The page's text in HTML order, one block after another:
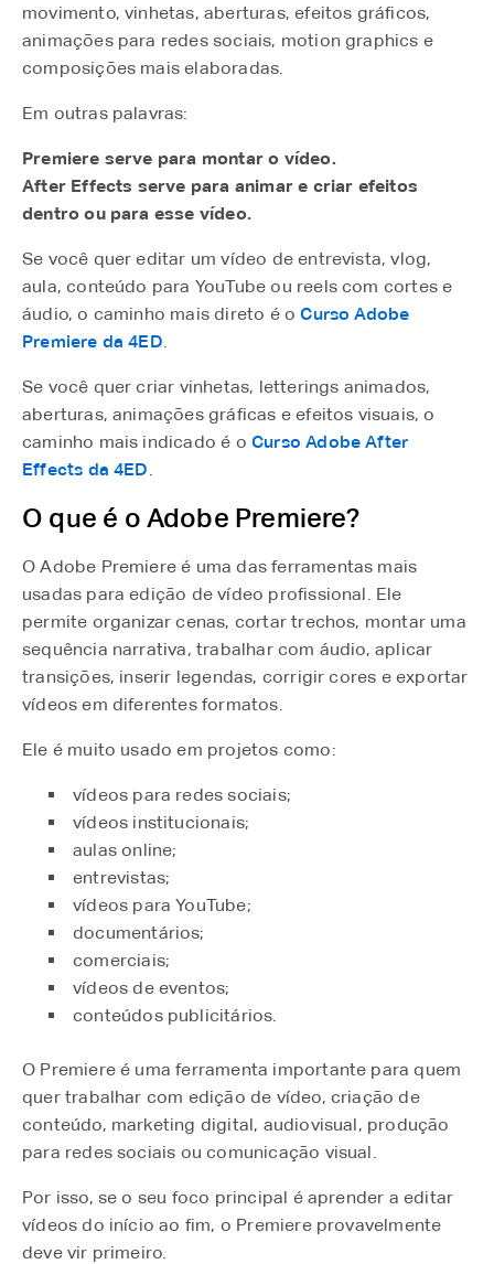
movimento, vinhetas, aberturas, efeitos gráficos,
animações para redes sociais, motion graphics e
composições mais elaboradas.
Em outras palavras:
Premiere serve para montar o vídeo.
After Effects serve para animar e criar efeitos
dentro ou para esse vídeo.
Se você quer editar um vídeo de entrevista, vlog,
aula, conteúdo para YouTube ou reels com cortes e
áudio, o caminho mais direto é oCurso Adobe
Premiere da 4ED⁠.
Se você quer criar vinhetas, letterings animados,
aberturas, animações gráficas e efeitos visuais, o
caminho mais indicado é o Curso Adobe After
Effects da 4ED⁠.
O que é o Adobe Premiere?
O Adobe Premiere é uma das ferramentas mais
usadas para edição de vídeo profissional. Ele
permite organizar cenas, cortar trechos, montar uma
sequência narrativa, trabalhar com áudio, aplicar
transições, inserir legendas, corrigir cores e exportar
vídeos em diferentes formatos.
Ele é muito usado em projetos como:
vídeos para redes sociais;
vídeos institucionais;
aulas online;
entrevistas;
vídeos para YouTube;
documentários;
comerciais;
vídeos de eventos;
conteúdos publicitários.
O Premiere é uma ferramenta importante para quem
quer trabalhar com edição de vídeo, criação de
conteúdo, marketing digital, audiovisual, produção
para redes sociais ou comunicação visual.
Por isso, se o seu foco principal é aprender a editar
vídeos do início ao fim, o Premiere provavelmente
deve vir primeiro.